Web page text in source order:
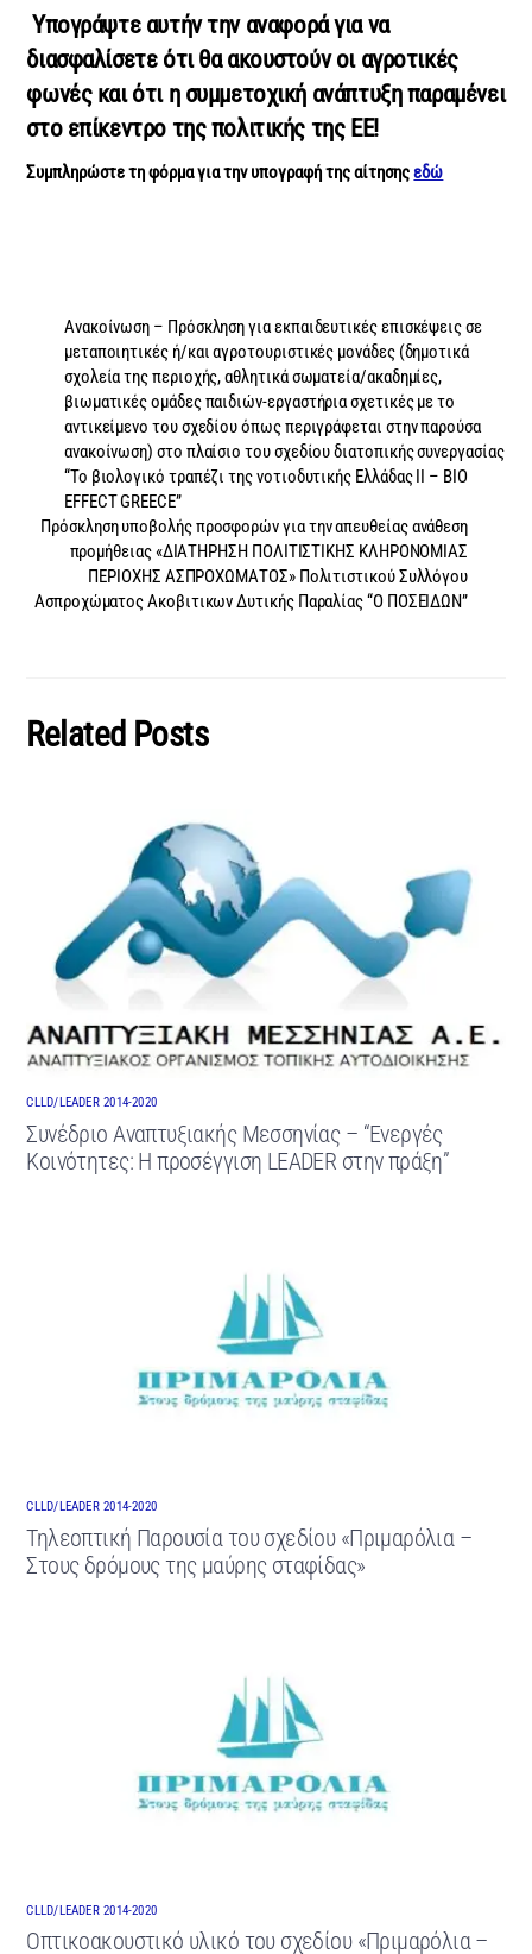
Υπογράψτε αυτήν την αναφορά για να
διασφαλίσετε ότι θα ακουστούν οι αγροτικές
φωνές και ότι η συμμετοχική ανάπτυξη παραμένει
στο επίκεντρο της πολιτικής της ΕΕ!
Συμπληρώστε τη φόρμα για την υπογραφή της αίτησηςεδώ
Ανακοίνωση – Πρόσκληση για εκπαιδευτικές επισκέψεις σε
μεταποιητικές ή/και αγροτουριστικές μονάδες (δημοτικά
σχολεία της περιοχής, αθλητικά σωματεία/ακαδημίες,
βιωματικές ομάδες παιδιών-εργαστήρια σχετικές με το
αντικείμενο του σχεδίου όπως περιγράφεται στην παρούσα
ανακοίνωση) στο πλαίσιο του σχεδίου διατοπικής συνεργασίας
“Το βιολογικό τραπέζι της νοτιοδυτικής Ελλάδας ΙΙ – BIO
EFFECT GREECE”
Πρόσκληση υποβολής προσφορών για την απευθείας ανάθεση
προμήθειας «ΔΙΑΤΗΡΗΣΗ ΠΟΛΙΤΙΣΤΙΚΗΣ ΚΛΗΡΟΝΟΜΙΑΣ
ΠΕΡΙΟΧΗΣ ΑΣΠΡΟΧΩΜΑΤΟΣ» Πολιτιστικού Συλλόγου
Ασπροχώματος Ακοβιτικων Δυτικής Παραλίας “Ο ΠΟΣΕΙΔΩΝ”
Related Posts
CLLD/LEADER 2014-2020
Συνέδριο Αναπτυξιακής Μεσσηνίας – “Ενεργές
Κοινότητες: Η προσέγγιση LEADER στην πράξη”
CLLD/LEADER 2014-2020
Τηλεοπτική Παρουσία του σχεδίου «Πριμαρόλια –
Στους δρόμους της μαύρης σταφίδας»
CLLD/LEADER 2014-2020
Οπτικοακουστικό υλικό του σχεδίου «Πριμαρόλια –